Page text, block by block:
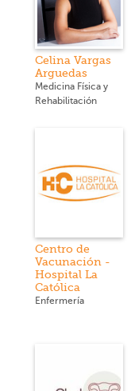
Celina Vargas
Arguedas
Medicina Física y
Rehabilitación
Centro de
Vacunación -
Hospital La
Católica
Enfermería